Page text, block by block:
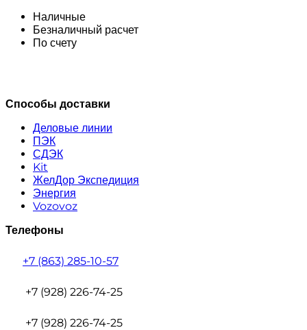
Наличные
Безналичный расчет
По счету
Способы доставки
Деловые линии
ПЭК
СДЭК
Kit
ЖелДор Экспедиция
Энергия
Vozovoz
Телефоны
+7 (863) 285-10-57
+7 (928) 226-74-25
+7 (928) 226-74-25